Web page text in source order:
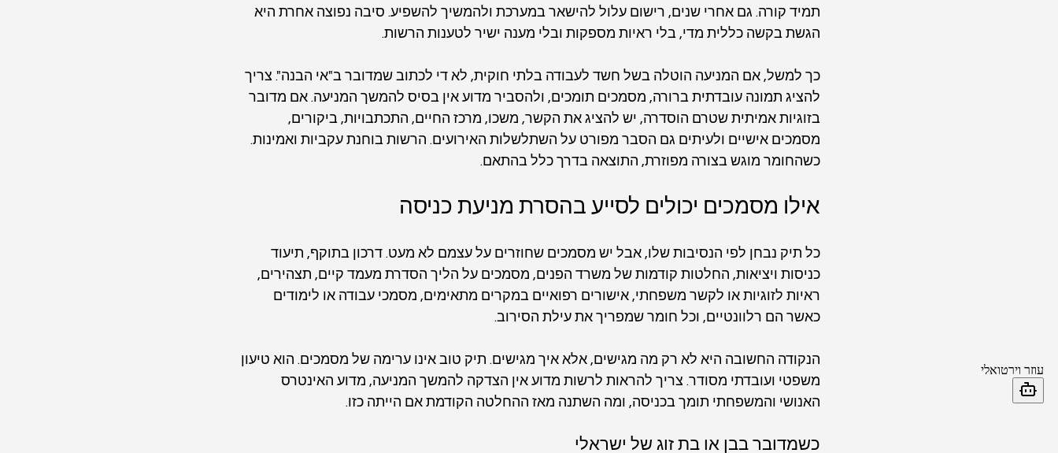
תמיד קורה. גם אחרי שנים, רישום עלול להישאר במערכת ולהמשיך להשפיע. סיבה נפוצה אחרת היא
הגשת בקשה כללית מדי, בלי ראיות מספקות ובלי מענה ישיר לטענות הרשות.
כך למשל, אם המניעה הוטלה בשל חשד לעבודה בלתי חוקית, לא די לכתוב שמדובר ב"אי הבנה". צריך
להציג תמונה עובדתית ברורה, מסמכים תומכים, ולהסביר מדוע אין בסיס להמשך המניעה. אם מדובר
בזוגיות אמיתית שטרם הוסדרה, יש להציג את הקשר, משכו, מרכז החיים, התכתבויות, ביקורים,
מסמכים אישיים ולעיתים גם הסבר מפורט על השתלשלות האירועים. הרשות בוחנת עקביות ואמינות.
כשהחומר מוגש בצורה מפוזרת, התוצאה בדרך כלל בהתאם.
אילו מסמכים יכולים לסייע בהסרת מניעת כניסה
כל תיק נבחן לפי הנסיבות שלו, אבל יש מסמכים שחוזרים על עצמם לא מעט. דרכון בתוקף, תיעוד
כניסות ויציאות, החלטות קודמות של משרד הפנים, מסמכים על הליך הסדרת מעמד קיים, תצהירים,
ראיות לזוגיות או לקשר משפחתי, אישורים רפואיים במקרים מתאימים, מסמכי עבודה או לימודים
כאשר הם רלוונטיים, וכל חומר שמפריך את עילת הסירוב.
הנקודה החשובה היא לא רק מה מגישים, אלא איך מגישים. תיק טוב אינו ערימה של מסמכים. הוא טיעון
משפטי ועובדתי מסודר. צריך להראות לרשות מדוע אין הצדקה להמשך המניעה, מדוע האינטרס
האנושי והמשפחתי תומך בכניסה, ומה השתנה מאז ההחלטה הקודמת אם הייתה כזו.
כשמדובר בבן או בת זוג של ישראלי